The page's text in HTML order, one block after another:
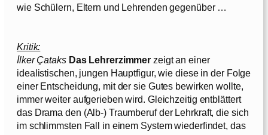
wie Schülern, Eltern und Lehrenden gegenüber …
Kritik:
İlker Çataks Das Lehrerzimmer zeigt an einer
idealistischen, jungen Hauptfigur, wie diese in der Folge
einer Entscheidung, mit der sie Gutes bewirken wollte,
immer weiter aufgerieben wird. Gleichzeitig entblättert
das Drama den (Alb-) Traumberuf der Lehrkraft, die sich
im schlimmsten Fall in einem System wiederfindet, das